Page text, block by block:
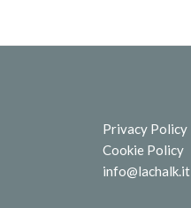
Privacy Policy
Cookie Policy
info@lachalk.it